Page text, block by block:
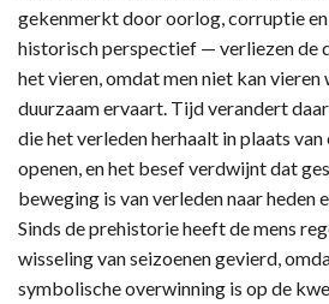
gekenmerkt door oorlog, corruptie
historisch perspectief — verliezen de
het vieren, omdat men niet kan vieren
duurzaam ervaart. Tijd verandert
die het verleden herhaalt in plaats
openen, en het besef verdwijnt dat
beweging is van verleden naar heden
Sinds de prehistorie heeft de mens
wisseling van seizoenen gevierd,
symbolische overwinning is op de